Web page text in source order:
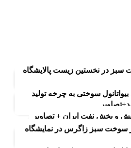
سبز در نخستین زیست پالایشگاه
سوختی به چرخه تولید
و پخش نفت ایران + تصاویر
سبز زاگرس در نمایشگاه